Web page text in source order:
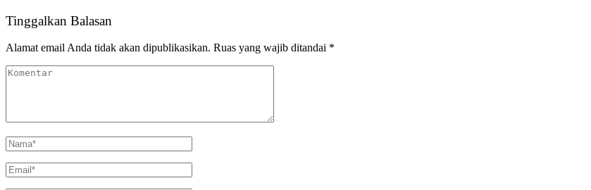
Tinggalkan Balasan
Alamat email Anda tidak akan dipublikasikan. Ruas yang wajib ditandai *